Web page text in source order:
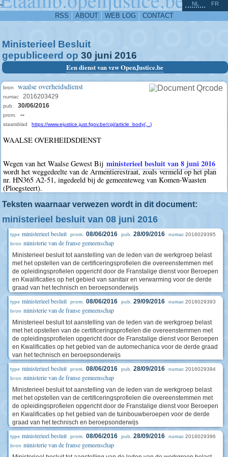
-
RSS ABOUT WEB LOG CONTACT
NL FR
Ministerieel Besluit
gepubliceerd op 30 juni 2016
Een dienst van vzw OpenJustice.be
bron waalse overheidsdienst
numac 2016203429
pub. 30/06/2016
prom. --
staatsblad https://www.ejustice.just.fgov.be/cgi/article_body(...)
WAALSE OVERHEIDSDIENST
Wegen van het Waalse Gewest Bij ministerieel besluit van 8 juni 2016
wordt het weggedeelte van de Armentierestraat, zoals vermeld op het plan
nr. HN365 A2-51, ingedeeld bij de gemeenteweg van Komen-Waasten
(Ploegsteert).
Teksten waarnaar verwezen wordt in dit document:
ministerieel besluit van 08 juni 2016
type ministerieel besluit prom. 08/06/2016 pub. 28/09/2016 numac 2016029395
bron ministerie van de franse gemeenschap
Ministerieel besluit tot aanstelling van de leden van de werkgroep belast
met het opstellen van de certificeringsprofielen die overeenstemmen met
de opleidingsprofielen opgericht door de Franstalige dienst voor Beroepen
en Kwalificaties op het gebied van sanitair en verwarming voor de derde
graad van het technisch en beroepsonderwijs
type ministerieel besluit prom. 08/06/2016 pub. 29/09/2016 numac 2016029393
bron ministerie van de franse gemeenschap
Ministerieel besluit tot aanstelling van de leden van de werkgroep belast
met het opstellen van de certificeringsprofielen die overeenstemmen met
de opleidingsprofielen opgericht door de Franstalige dienst voor Beroepen
en Kwalificaties op het gebied van de automechanica voor de derde graad
van het technisch en beroepsonderwijs
type ministerieel besluit prom. 08/06/2016 pub. 28/09/2016 numac 2016029394
bron ministerie van de franse gemeenschap
Ministerieel besluit tot aanstelling van de leden van de werkgroep belast
met het opstellen van de certificeringsprofielen die overeenstemmen met
de opleidingsprofielen opgericht door de Franstalige dienst voor Beroepen
en Kwalificaties op het gebied van de tuinbouwberoepen voor de derde
graad van het technisch en beroepsonderwijs
type ministerieel besluit prom. 08/06/2016 pub. 28/09/2016 numac 2016029396
bron ministerie van de franse gemeenschap
^